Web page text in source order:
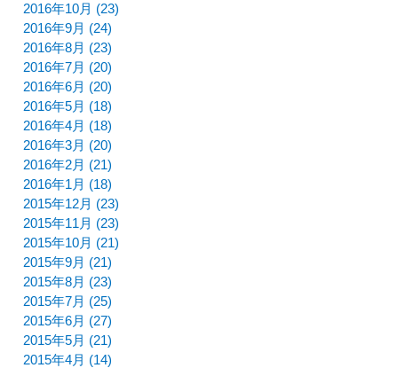
2016年10月 (23)
2016年9月 (24)
2016年8月 (23)
2016年7月 (20)
2016年6月 (20)
2016年5月 (18)
2016年4月 (18)
2016年3月 (20)
2016年2月 (21)
2016年1月 (18)
2015年12月 (23)
2015年11月 (23)
2015年10月 (21)
2015年9月 (21)
2015年8月 (23)
2015年7月 (25)
2015年6月 (27)
2015年5月 (21)
2015年4月 (14)